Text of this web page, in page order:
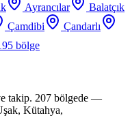
Ayrancılar
Balatçık
Çamdibi
Çandarlı
bölge
takip. 207 bölgede —
Kütahya,